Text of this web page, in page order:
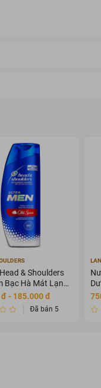
& Shoulders
Bạc Hà Mát Lạnh
- 185.000 đ
Đã bán 5